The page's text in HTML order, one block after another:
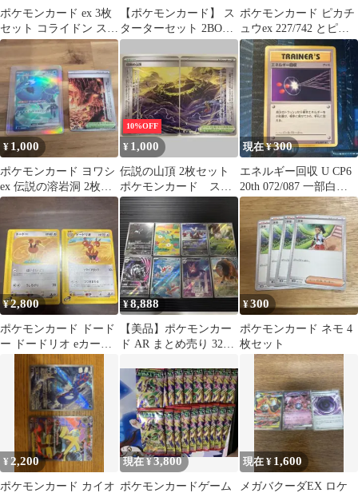
ポケモンカード ex 3枚
セット コライドン スナ
ノケガワ チャーレム
【ポケモンカード】 ス
ターターセット 2BOX
スタートデッキ 1BOX
未開封
ポケモンカード ピカチ
ュウex 227/742 とピカ
チュウ225/742
¥ 1,000
ポケモンカード ヨワシ
ex 伝説の溶岩洞 2枚セ
ット
10%OFF
¥ 1,000
伝説の山頂 2枚セット
ポケモンカード スト
ームエメラルダ
現在 ¥300
エネルギー回収 U CP6
20th 072/087 一部白か
けあり
¥2,800
ポケモンカード ドード
ー ドードリオ eカード
¥8,888
【美品】ポケモンカー
ド AR まとめ売り 32枚
¥300
ポケモンカード ネモ 4
枚セット
¥ 2,200
ポケモンカード カイオ
現在 ¥3,800
ポケモンカードゲーム
現在 ¥ 1,600
メガバクーダEX ロケ